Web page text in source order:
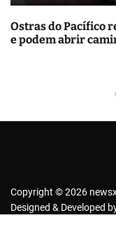
Energia solar
de custos e
Copyright © 2026
Designed & Developed